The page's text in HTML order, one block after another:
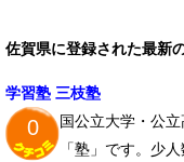
佐賀県に登録された最新
学習塾 三枝塾
0
国公立大学・公
「塾」です。少